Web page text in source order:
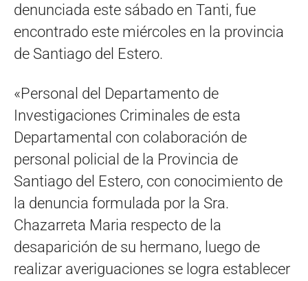
denunciada este sábado en Tanti, fue
encontrado este miércoles en la provincia
de Santiago del Estero.
«Personal del Departamento de
Investigaciones Criminales de esta
Departamental con colaboración de
personal policial de la Provincia de
Santiago del Estero, con conocimiento de
la denuncia formulada por la Sra.
Chazarreta Maria respecto de la
desaparición de su hermano, luego de
realizar averiguaciones se logra establecer